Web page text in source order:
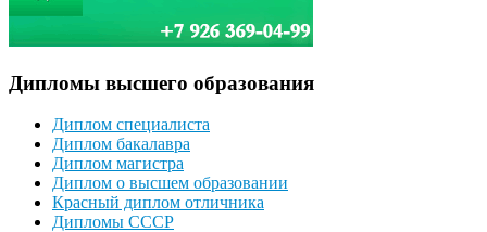
Дипломы высшего образования
Диплом специалиста
Диплом бакалавра
Диплом магистра
Диплом о высшем образовании
Красный диплом отличника
Дипломы СССР